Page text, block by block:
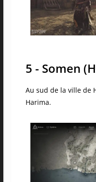
5 - Somen
Au sud de la ville de
Harima.